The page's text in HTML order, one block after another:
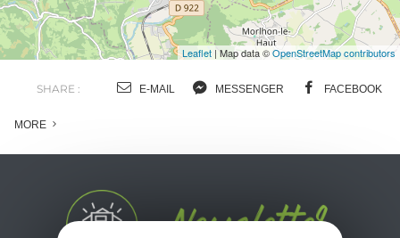
Leaflet | Map data ©OpenStreetMap contributors
SHARE : E-MAIL MESSENGER FACEBOOK
MORE